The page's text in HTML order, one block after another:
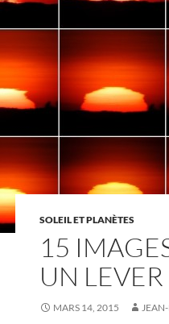
SOLEIL ET PLANÈTES
15
UN LEVER
MARS 14, 2015